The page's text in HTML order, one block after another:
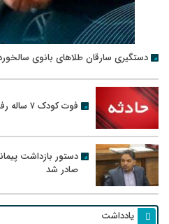
دستگیری سارقان طلاهای بانوی
فوت کودک ۷ ساله رفسنجانی در سانحه رانندگی
دستور بازداشت
صادر شد
یادداشت